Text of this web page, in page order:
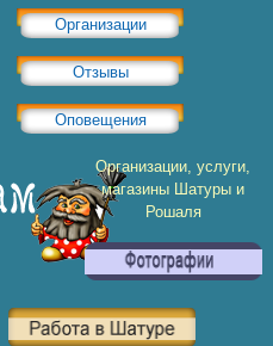
Организации
Отзывы
Оповещения
Организации, услуги,
магазины Шатуры и
Рошаля